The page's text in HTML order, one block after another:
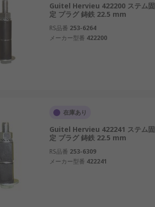
Guitel Hervieu 422200 ステム固
定 プラグ 鋳鉄 22.5 mm
RS品番 253-6264
メーカー型番 422200
在庫あり
Guitel Hervieu 422241 ステム固
定 プラグ 鋳鉄 22.5 mm
RS品番 253-6309
メーカー型番 422241